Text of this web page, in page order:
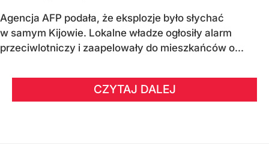
Agencja AFP podała, że eksplozje było słychać
w samym Kijowie. Lokalne władze ogłosiły alarm
przeciwlotniczy i zaapelowały do mieszkańców o...
CZYTAJ DALEJ